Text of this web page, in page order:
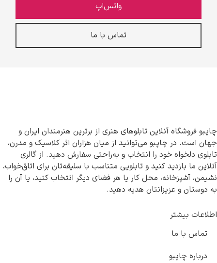
واتس‌اپ
تماس با ما
چاپبو فروشگاه آنلاین تابلوهای هنری از برترین هنرمندان ایران و
جهان است. در چاپبو می‌توانید از میان هزاران اثر کلاسیک و مدرن،
تابلوی دلخواه خود را انتخاب و به‌راحتی سفارش دهید. از گالری
آنلاین ما بازدید کنید و تابلویی متناسب با سلیقه‌تان برای اتاق‌خواب،
نشیمن، آشپزخانه، محل کار یا هر فضای دیگر انتخاب کنید، یا آن را
به دوستان و عزیزانتان هدیه دهید.
اطلاعات بیشتر
تماس با ما
درباره چاپبو